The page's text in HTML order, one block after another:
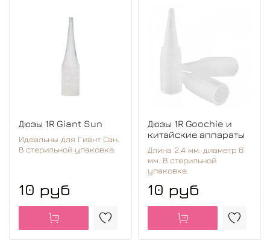
Дюзы 1R Giant Sun
Идеальны для Гиант Сан.
В стерильной упаковке.
10 руб
Дюзы 1R Goochie и
китайские аппараты
Длина 2.4 мм. диаметр 6
мм. В стерильной
упаковке.
10 руб